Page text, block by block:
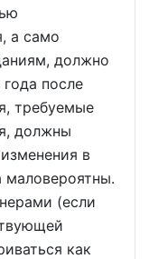
а само
должно
после
требуемые
должны
в
маловероятны.
(если
как